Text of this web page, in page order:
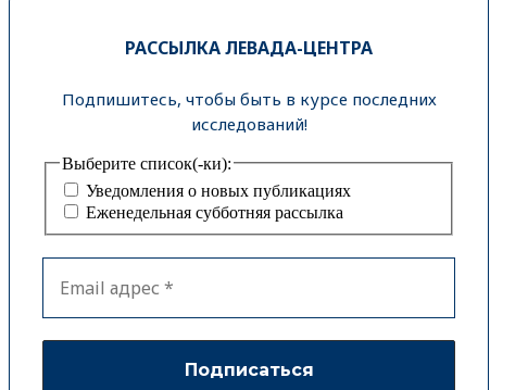
РАССЫЛКА ЛЕВАДА-ЦЕНТРА
Подпишитесь, чтобы быть в курсе последних
исследований!
Выберите список(-ки):
Уведомления о новых публикациях
Еженедельная субботняя рассылка